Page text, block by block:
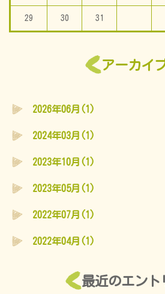
29 30 31
アーカイ
2026年06月(1)
2024年03月(1)
2023年10月(1)
2023年05月(1)
2022年07月(1)
2022年04月(1)
最近のエント